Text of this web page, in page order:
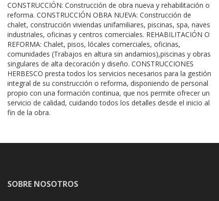
CONSTRUCCIÓN: Construcción de obra nueva y rehabilitación o
reforma. CONSTRUCCIÓN OBRA NUEVA: Construcción de
chalet, construcción viviendas unifamiliares, piscinas, spa, naves
industriales, oficinas y centros comerciales. REHABILITACIÓN O
REFORMA: Chalet, pisos, lócales comerciales, oficinas,
comunidades (Trabajos en altura sin andamios),piscinas y obras
singulares de alta decoración y diseño. CONSTRUCCIONES
HERBESCO presta todos los servicios necesarios para la gestión
integral de su construcción o reforma, disponiendo de personal
propio con una formación continua, que nos permite ofrecer un
servicio de calidad, cuidando todos los detalles desde el inicio al
fin de la obra.
SOBRE NOSOTROS